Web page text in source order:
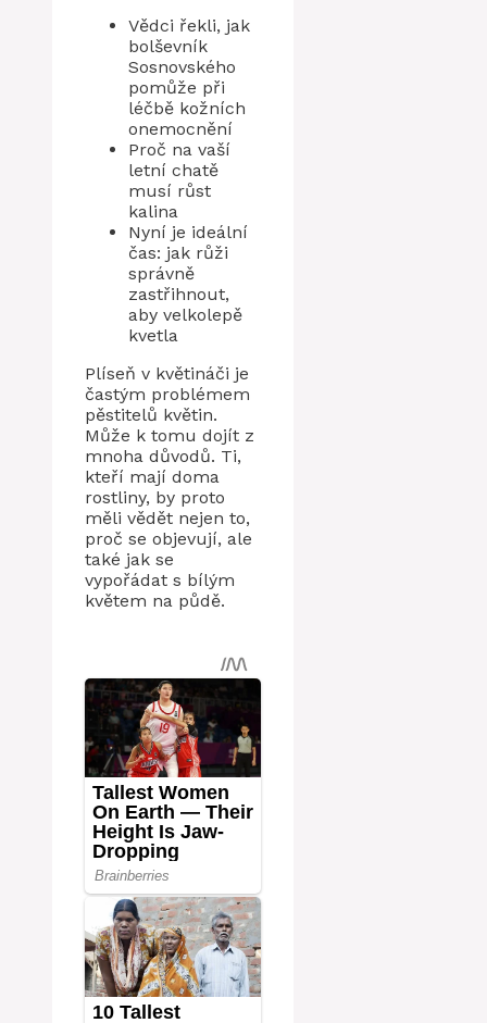
Vědci řekli, jak
bolševník
Sosnovského
pomůže při
léčbě kožních
onemocnění
Proč na vaší
letní chatě
musí růst
kalina
Nyní je ideální
čas: jak růži
správně
zastřihnout,
aby velkolepě
kvetla
Plíseň v květináči je
častým problémem
pěstitelů květin.
Může k tomu dojít z
mnoha důvodů. Ti,
kteří mají doma
rostliny, by proto
měli vědět nejen to,
proč se objevují, ale
také jak se
vypořádat s bílým
květem na půdě.